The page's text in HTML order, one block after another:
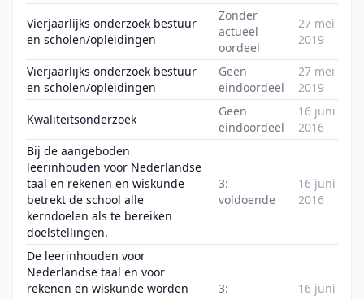
Vierjaarlijks onderzoek bestuur
en scholen/opleidingen
Zonder
actueel
oordeel
27 mei
2019
Vierjaarlijks onderzoek bestuur
en scholen/opleidingen
Geen
eindoordeel
27 mei
2019
Kwaliteitsonderzoek
Geen
eindoordeel
16 juni
2016
Bij de aangeboden
leerinhouden voor Nederlandse
taal en rekenen en wiskunde
betrekt de school alle
kerndoelen als te bereiken
doelstellingen.
3:
voldoende
16 juni
2016
De leerinhouden voor
Nederlandse taal en voor
rekenen en wiskunde worden
3:
16 juni